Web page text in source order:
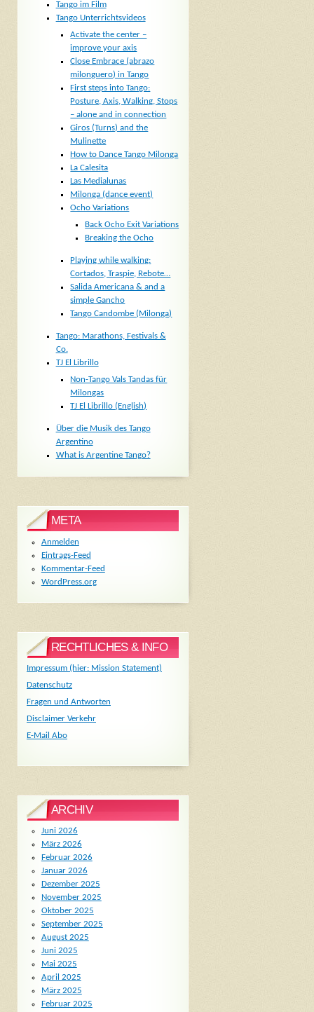
Tango im Film
Tango Unterrichtsvideos
Activate the center –
improve your axis
Close Embrace (abrazo
milonguero) in Tango
First steps into Tango:
Posture, Axis, Walking, Stops
– alone and in connection
Giros (Turns) and the
Mulinette
How to Dance Tango Milonga
La Calesita
Las Medialunas
Milonga (dance event)
Ocho Variations
Back Ocho Exit Variations
Breaking the Ocho
Playing while walking:
Cortados, Traspie, Rebote…
Salida Americana & and a
simple Gancho
Tango Candombe (Milonga)
Tango: Marathons, Festivals &
Co.
TJ El Librillo
Non-Tango Vals Tandas für
Milongas
TJ El Librillo (English)
Über die Musik des Tango
Argentino
What is Argentine Tango?
META
Anmelden
Eintrags-Feed
Kommentar-Feed
WordPress.org
RECHTLICHES & INFO
Impressum (hier: Mission Statement)
Datenschutz
Fragen und Antworten
Disclaimer Verkehr
E-Mail Abo
ARCHIV
Juni 2026
März 2026
Februar 2026
Januar 2026
Dezember 2025
November 2025
Oktober 2025
September 2025
August 2025
Juni 2025
Mai 2025
April 2025
März 2025
Februar 2025